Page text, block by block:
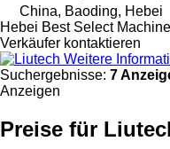
China, Baoding, Hebei
Hebei Best Select
Verkäufer kontaktieren
Weitere
Suchergebnisse: 7
Anzeigen
Preise für